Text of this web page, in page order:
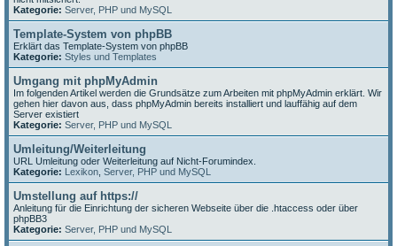
Kategorie: Server, PHP und MySQL
Template-System von phpBB
Erklärt das Template-System von phpBB
Kategorie: Styles und Templates
Umgang mit phpMyAdmin
Im folgenden Artikel werden die Grundsätze zum Arbeiten mit phpMyAdmin erklärt. Wir
gehen hier davon aus, dass phpMyAdmin bereits installiert und lauffähig auf dem
Server existiert
Kategorie: Server, PHP und MySQL
Umleitung/Weiterleitung
URL Umleitung oder Weiterleitung auf Nicht-Forumindex.
Kategorie: Lexikon Server, PHP und MySQL
Umstellung auf https://
Anleitung für die Einrichtung der sicheren Webseite über die .htaccess oder über
phpBB3
Kategorie: Server, PHP und MySQL